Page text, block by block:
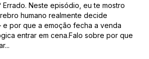
Errado. Neste episódio, eu te mostro
humano realmente decide
por que a emoção fecha a venda
entrar em cena.Falo sobre por que